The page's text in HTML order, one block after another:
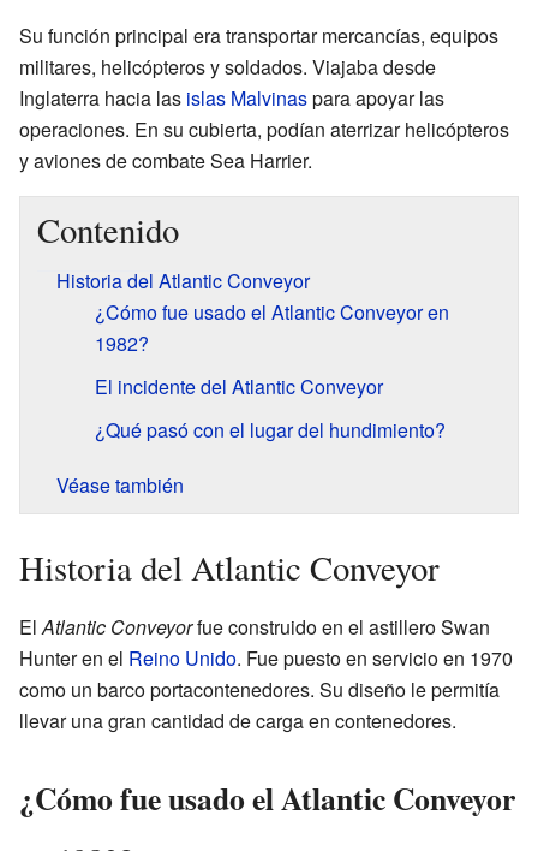
Su función principal era transportar mercancías, equipos
militares, helicópteros y soldados. Viajaba desde
Inglaterra hacia las islas Malvinaspara apoyar las
operaciones. En su cubierta, podían aterrizar helicópteros
y aviones de combate Sea Harrier.
Contenido
Historia del Atlantic Conveyor
¿Cómo fue usado el Atlantic Conveyor en
1982?
El incidente del Atlantic Conveyor
¿Qué pasó con el lugar del hundimiento?
Véase también
Historia del Atlantic Conveyor
ElAtlantic Conveyorfue construido en el astillero Swan
Hunter en el Reino Unido. Fue puesto en servicio en 1970
como un barco portacontenedores. Su diseño le permitía
llevar una gran cantidad de carga en contenedores.
¿Cómo fue usado el Atlantic Conveyor